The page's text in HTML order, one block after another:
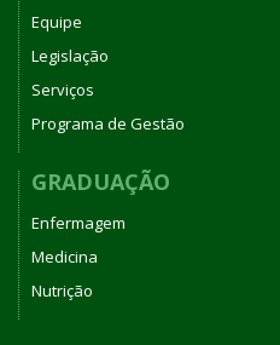
Equipe
Legislação
Serviços
Programa de Gestão
GRADUAÇÃO
Enfermagem
Medicina
Nutrição